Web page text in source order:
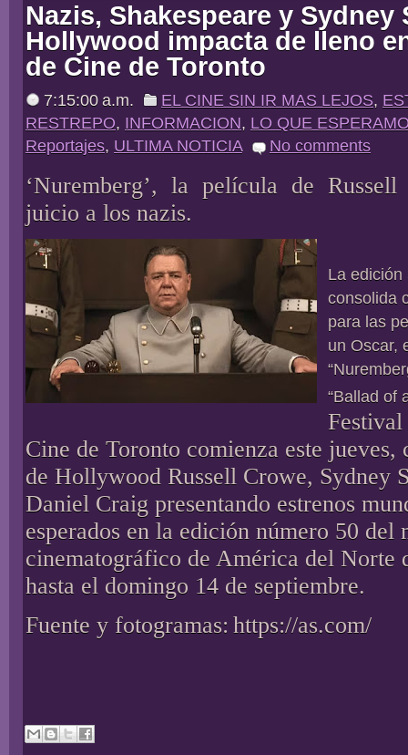
Nazis, Shakespeare y Sydney
Hollywood impacta de lleno
de Cine de Toronto
7:15:00 a.m. EL CINE SIN IR MAS LEJOS,
RESTREPO, INFORMACION, LO QUE
Reportajes, ULTIMA NOTICIA No comments
‘Nuremberg’, la película de
juicio a los nazis.
La edición
consolida
para las
un Oscar,
“Ballad of
Cine de Toronto comienza este jueves,
de Hollywood Russell Crowe, Sydney
Daniel Craig presentando estrenos
esperados en la edición número 50 del
cinematográfico de América del Norte
hasta el domingo 14 de septiembre.
Fuente y fotogramas: https://as.com/